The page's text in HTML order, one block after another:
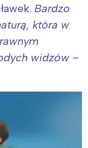
Bardzo
która w
widzów –